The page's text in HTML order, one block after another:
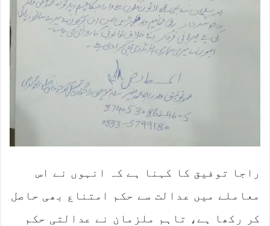
راجا توفیق کا کہنا ہے کہ انہوں نے اس
معاملے میں عدالت سے حکم امتناع بھی حاصل
کر رکھا ہے، تاہم ملزمان نے عدالتی حکم